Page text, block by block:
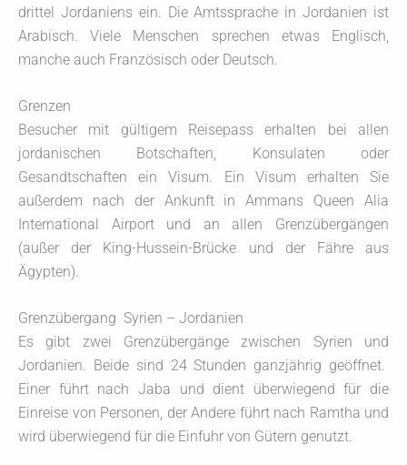
drittel Jordaniens ein. Die Amtssprache in Jordanien ist
Arabisch. Viele Menschen sprechen etwas Englisch,
manche auch Französisch oder Deutsch.
Grenzen
Besucher mit gültigem Reisepass erhalten bei allen
jordanischen Botschaften, Konsulaten oder
Gesandtschaften ein Visum. Ein Visum erhalten Sie
außerdem nach der Ankunft in Ammans Queen Alia
International Airport und an allen Grenzübergängen
(außer der King-Hussein-Brücke und der Fähre aus
Ägypten).
Grenzübergang Syrien – Jordanien
Es gibt zwei Grenzübergänge zwischen Syrien und
Jordanien. Beide sind 24 Stunden ganzjährig geöffnet.
Einer führt nach Jaba und dient überwiegend für die
Einreise von Personen, der Andere führt nach Ramtha und
wird überwiegend für die Einfuhr von Gütern genutzt.